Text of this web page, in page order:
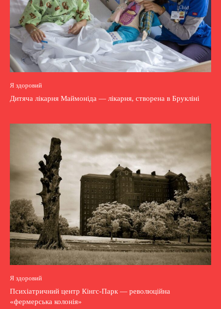
Я здоровий
Дитяча лікарня Маймоніда — лікарня, створена в Брукліні
Я здоровий
Психіатричний центр Кінгс-Парк — революційна
«фермерська колонія»